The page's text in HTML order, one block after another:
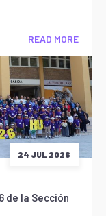
READ MORE
24 JUL 2026
de la Sección